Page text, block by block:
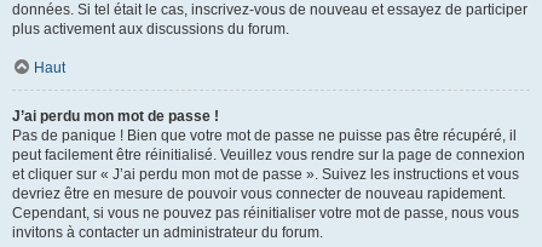
données. Si tel était le cas, inscrivez-vous de nouveau et essayez de participer
plus activement aux discussions du forum.
Haut
J’ai perdu mon mot de passe !
Pas de panique ! Bien que votre mot de passe ne puisse pas être récupéré, il
peut facilement être réinitialisé. Veuillez vous rendre sur la page de connexion
et cliquer sur « J’ai perdu mon mot de passe ». Suivez les instructions et vous
devriez être en mesure de pouvoir vous connecter de nouveau rapidement.
Cependant, si vous ne pouvez pas réinitialiser votre mot de passe, nous vous
invitons à contacter un administrateur du forum.